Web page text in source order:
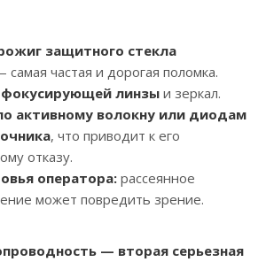
защитного стекла
частая и дорогая поломка.
линзы и зеркал.
активному волокну или диодам
, что приводит к его
отказу.
оператора:рассеянное
может повредить зрение.
— вторая серьезная